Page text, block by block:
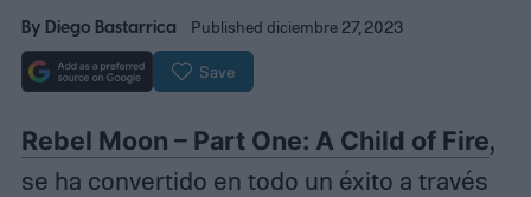
By Diego Bastarrica Published diciembre 27, 2023
Save
Rebel Moon – Part One: A Child of Fire,
se ha convertido en todo un éxito a través